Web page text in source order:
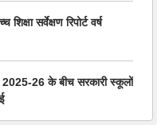
सर्वेक्षण रिपोर्ट वर्ष
26 के बीच सरकारी स्कूलों